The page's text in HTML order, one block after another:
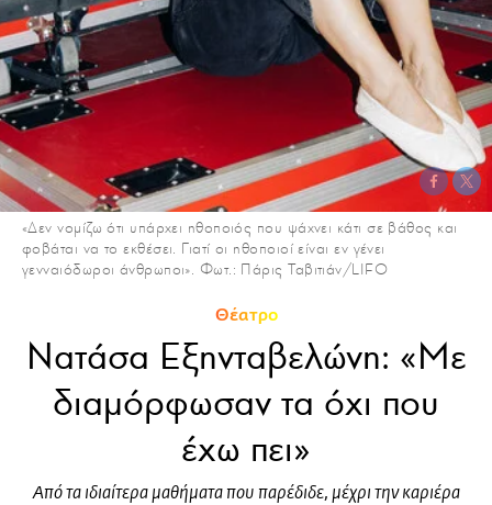
«Δεν νομίζω ότι υπάρχει ηθοποιός που ψάχνει κάτι σε βάθος και
φοβάται να το εκθέσει. Γιατί οι ηθοποιοί είναι εν γένει
γενναιόδωροι άνθρωποι». Φωτ.: Πάρις Ταβιτιάν/LIFO
Θέατρο
Νατάσα Εξηνταβελώνη: «Με
διαμόρφωσαν τα όχι που
έχω πει»
Από τα ιδιαίτερα μαθήματα που παρέδιδε, μέχρι την καριέρα